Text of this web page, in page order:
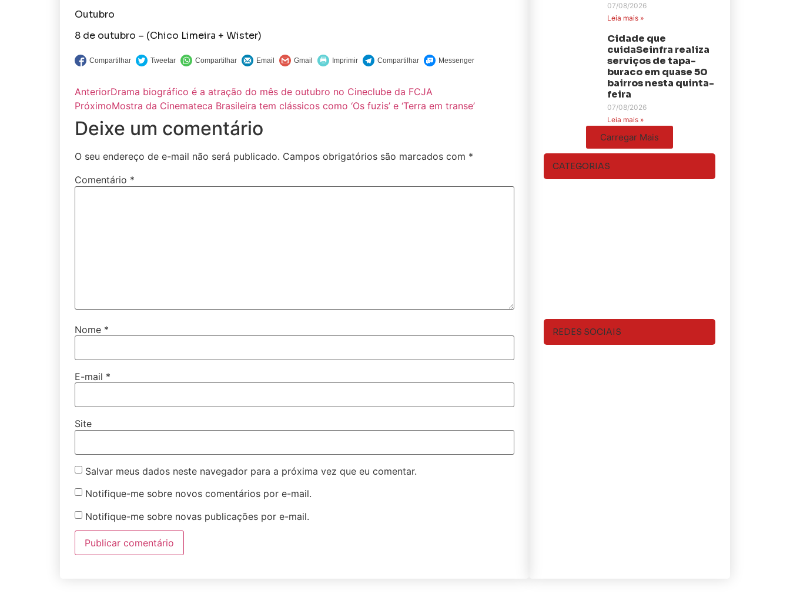
Outubro
8 de outubro – (Chico Limeira + Wister)
AnteriorDrama biográfico é a atração do mês de outubro no Cineclube da FCJA
PróximoMostra da Cinemateca Brasileira tem clássicos como ‘Os fuzis’ e ‘Terra em transe’
Deixe um comentário
O seu endereço de e-mail não será publicado. Campos obrigatórios são marcados com *
Comentário *
Nome *
E-mail *
Site
Salvar meus dados neste navegador para a próxima vez que eu comentar.
Notifique-me sobre novos comentários por e-mail.
Notifique-me sobre novas publicações por e-mail.
07/08/2026
Leia mais »
Cidade que
cuidaSeinfra realiza
serviços de tapa-
buraco em quase 50
bairros nesta quinta-
feira
07/08/2026
Leia mais »
Carregar Mais
CATEGORIAS
REDES SOCIAIS